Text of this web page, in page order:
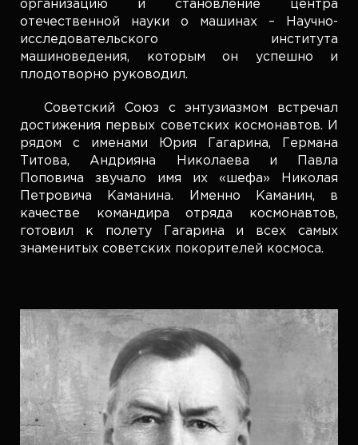
организацию и становление центра
отечественной науки о машинах – Научно-
исследовательского института
машиноведения, которым он успешно и
плодотворно руководил.
Советский Союз с энтузиазмом встречал
достижения первых советских космонавтов. И
рядом с именами Юрия Гагарина, Германа
Титова, Андрияна Николаева и Павла
Поповича звучало имя их «шефа» Николая
Петровича Каманина. Именно Каманин, в
качестве командира отряда космонавтов,
готовил к полету Гагарина и всех самых
знаменитых советских покорителей космоса.